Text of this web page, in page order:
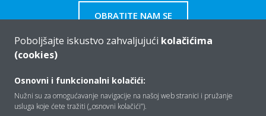
OBRATITE NAM SE
Tko smo mi
Poboljšajte iskustvo zahvaljujući kolačićima
(cookies)
Osnovni i funkcionalni kolačići:
Nužni su za omogućavanje navigacije na našoj web stranici i pružanje
usluga koje ćete tražiti („osnovni kolačići”).